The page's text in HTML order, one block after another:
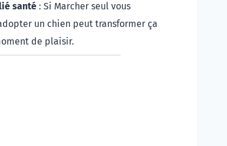
santé : Si Marcher seul vous
un chien peut transformer ça
de plaisir.